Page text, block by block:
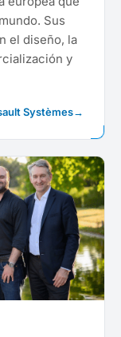
Sus
el diseño, la
y
Systèmes→